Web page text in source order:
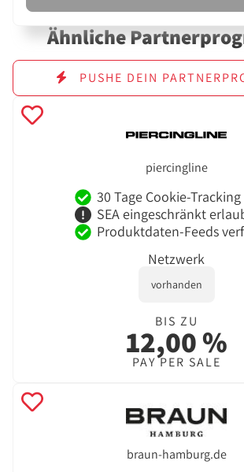
Ähnliche
PUSHE DEIN
piercingline
30 Tage Cookie-Tracking
SEA eingeschränkt
Produktdaten-Feeds
Netzwerk
vorhanden
BIS ZU
12,00 %
PAY PER SALE
braun-hamburg.de